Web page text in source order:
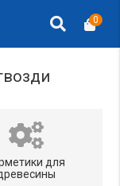
0
для